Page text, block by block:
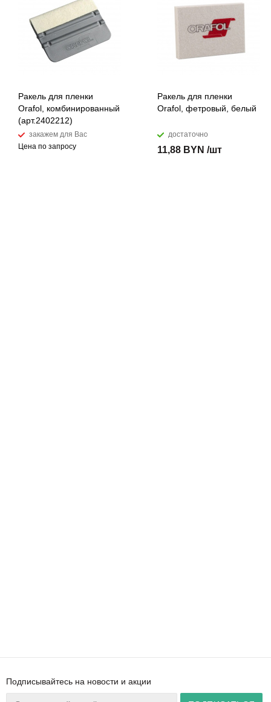
Ракель для пленки
Orafol, комбинированный
(арт.2402212)
закажем для Вас
Цена по запросу
Ракель для пленки
Orafol, фетровый, белый
достаточно
11,88 BYN /шт
Подписывайтесь на новости и акции